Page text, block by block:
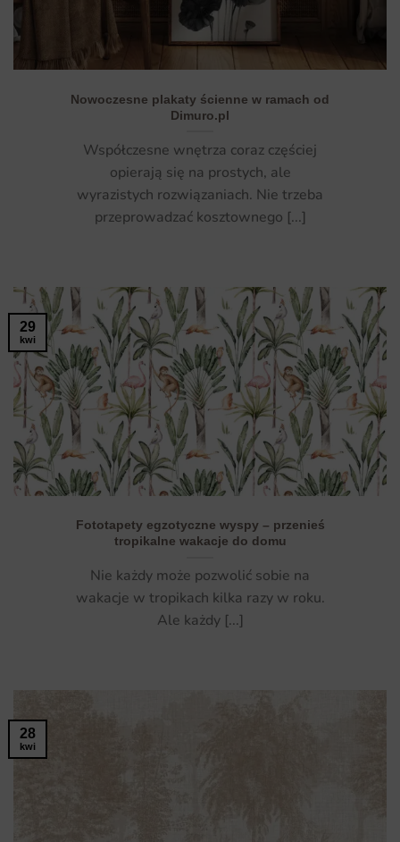
Nowoczesne plakaty ścienne w ramach od
Dimuro.pl
Współczesne wnętrza coraz częściej
opierają się na prostych, ale
wyrazistych rozwiązaniach. Nie trzeba
przeprowadzać kosztownego [...]
Fototapety egzotyczne wyspy – przenieś
tropikalne wakacje do domu
Nie każdy może pozwolić sobie na
wakacje w tropikach kilka razy w roku.
Ale każdy [...]
29
kwi
28
kwi